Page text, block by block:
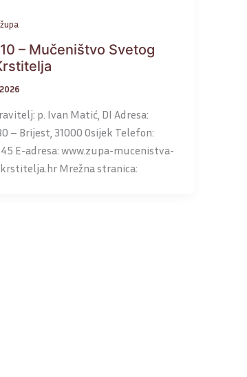
– Mučeništvo Svetog
p. Ivan Matić, DI Adresa:
– Brijest, 31000 Osijek Telefon:
E-adresa: www.zupa-mucenistva-
Mrežna stranica: